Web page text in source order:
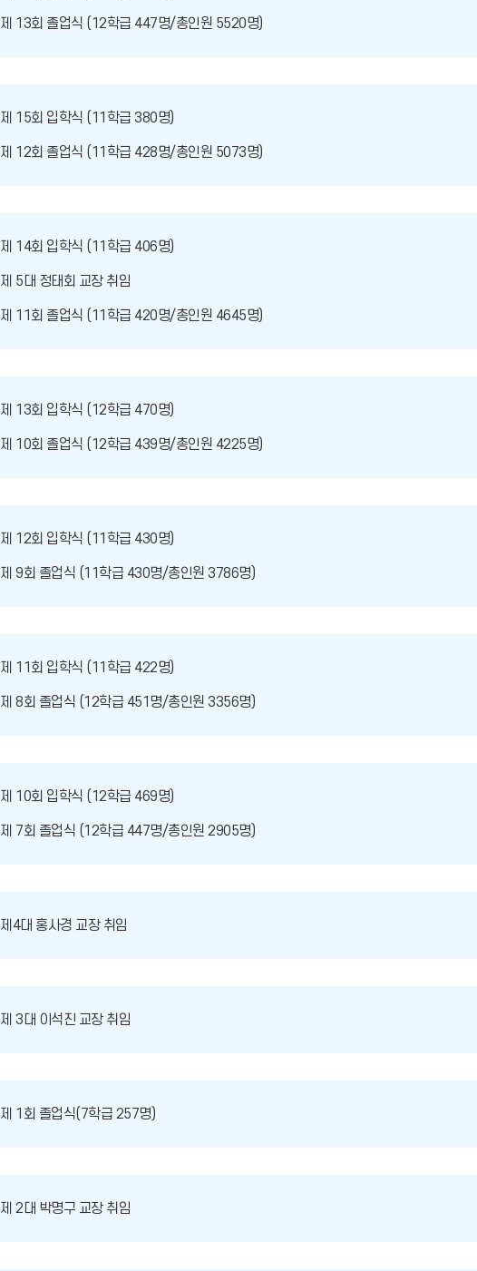
제 13회 졸업식 (12학급 447명/총인원 5520명)
제 15회 입학식 (11학급 380명)
제 12회 졸업식 (11학급 428명/총인원 5073명)
제 14회 입학식 (11학급 406명)
제 5대 정태회 교장 취임
제 11회 졸업식 (11학급 420명/총인원 4645명)
제 13회 입학식 (12학급 470명)
제 10회 졸업식 (12학급 439명/총인원 4225명)
제 12회 입학식 (11학급 430명)
제 9회 졸업식 (11학급 430명/총인원 3786명)
제 11회 입학식 (11학급 422명)
제 8회 졸업식 (12학급 451명/총인원 3356명)
제 10회 입학식 (12학급 469명)
제 7회 졸업식 (12학급 447명/총인원 2905명)
제4대 홍사경 교장 취임
제 3대 이석진 교장 취임
제 1회 졸업식(7학급 257명)
제 2대 박명구 교장 취임